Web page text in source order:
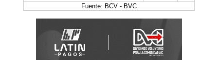
Fuente: BCV - BVC